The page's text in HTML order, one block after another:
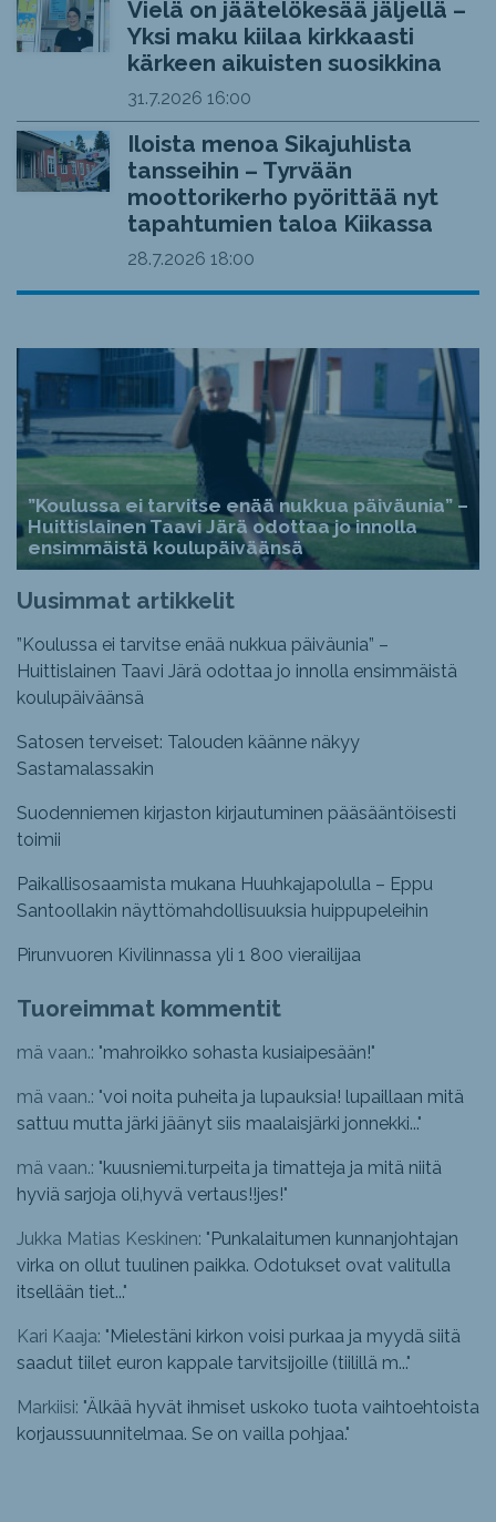
Vielä on jäätelökesää jäljellä –
Yksi maku kiilaa kirkkaasti
kärkeen aikuisten suosikkina
31.7.2026 16:00
Iloista menoa Sikajuhlista
tansseihin – Tyrvään
moottorikerho pyörittää nyt
tapahtumien taloa Kiikassa
28.7.2026 18:00
”Koulussa ei tarvitse enää nukkua päiväunia” –
Huittislainen Taavi Järä odottaa jo innolla
ensimmäistä koulupäiväänsä
Uusimmat artikkelit
”Koulussa ei tarvitse enää nukkua päiväunia” –
Huittislainen Taavi Järä odottaa jo innolla ensimmäistä
koulupäiväänsä
Satosen terveiset: Talouden käänne näkyy
Sastamalassakin
Suodenniemen kirjaston kirjautuminen pääsääntöisesti
toimii
Paikallisosaamista mukana Huuhkajapolulla – Eppu
Santoollakin näyttömahdollisuuksia huippupeleihin
Pirunvuoren Kivilinnassa yli 1 800 vierailijaa
Tuoreimmat kommentit
mä vaan.: "mahroikko sohasta kusiaipesään!"
mä vaan.: "voi noita puheita ja lupauksia! lupaillaan mitä
sattuu mutta järki jäänyt siis maalaisjärki jonnekki..."
mä vaan.: "kuusniemi.turpeita ja timatteja ja mitä niitä
hyviä sarjoja oli,hyvä vertaus!!jes!"
Jukka Matias Keskinen: "Punkalaitumen kunnanjohtajan
virka on ollut tuulinen paikka. Odotukset ovat valitulla
itsellään tiet..."
Kari Kaaja: "Mielestäni kirkon voisi purkaa ja myydä siitä
saadut tiilet euron kappale tarvitsijoille (tiilillä m..."
Markiisi: "Älkää hyvät ihmiset uskoko tuota vaihtoehtoista
korjaussuunnitelmaa. Se on vailla pohjaa."